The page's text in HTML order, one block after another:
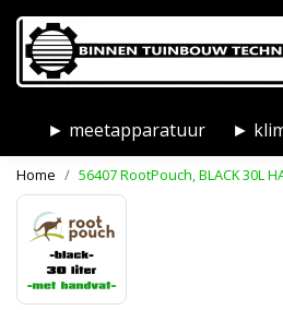
► meetapparatuur ►
Home 56407 RootPouch, BLACK 30L